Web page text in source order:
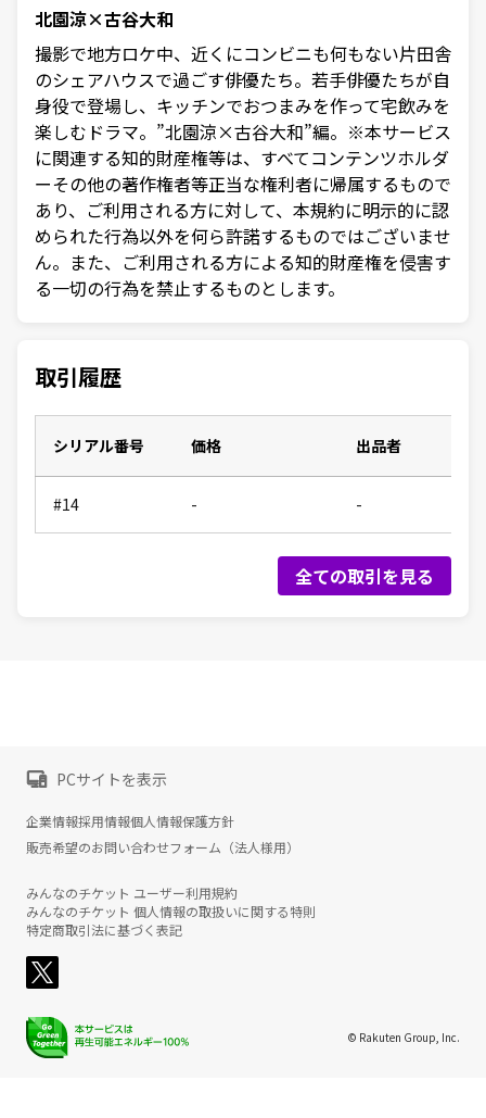
北園涼×古谷大和
撮影で地方ロケ中、近くにコンビニも何もない片田舎
のシェアハウスで過ごす俳優たち。若手俳優たちが自
身役で登場し、キッチンでおつまみを作って宅飲みを
楽しむドラマ。”北園涼×古谷大和”編。※本サービス
に関連する知的財産権等は、すべてコンテンツホルダ
ーその他の著作権者等正当な権利者に帰属するもので
あり、ご利用される方に対して、本規約に明示的に認
められた行為以外を何ら許諾するものではございませ
ん。また、ご利用される方による知的財産権を侵害す
る一切の行為を禁止するものとします。
取引履歴
シリアル番号 価格 出品者
#14 - -
全ての取引を見る
PCサイトを表示
企業情報採用情報個人情報保護方針
販売希望のお問い合わせフォーム（法人様用）
みんなのチケット ユーザー利用規約
みんなのチケット 個人情報の取扱いに関する特則
特定商取引法に基づく表記
© Rakuten Group, Inc.